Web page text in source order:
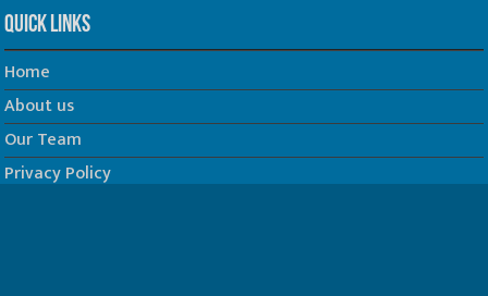
Quick Links
Home
About us
Our Team
Privacy Policy